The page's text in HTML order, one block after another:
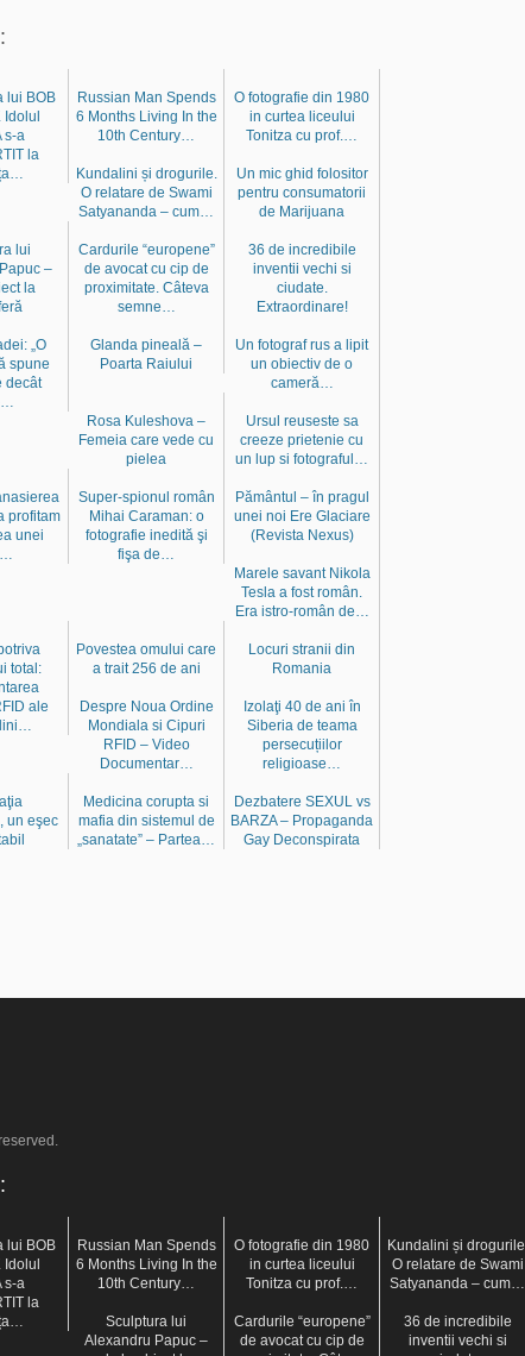
lui BOB
Idolul
s-a
la
Russian Man Spends
6 Months Living In the
10th Century…
O fotografie din 1980
in curtea liceului
Tonitza cu prof.…
Kundalini și drogurile.
O relatare de Swami
Satyananda – cum…
Un mic ghid folositor
pentru consumatorii
de Marijuana
lui
–
la
Cardurile “europene”
de avocat cu cip de
proximitate. Câteva
semne…
36 de incredibile
inventii vechi si
ciudate.
Extraordinare!
„O
spune
decât
Glanda pineală –
Poarta Raiului
Un fotograf rus a lipit
un obiectiv de o
cameră…
Rosa Kuleshova –
Femeia care vede cu
pielea
Ursul reuseste sa
creeze prietenie cu
un lup si fotograful…
profitam
unei
Super-spionul român
Mihai Caraman: o
fotografie inedită şi
fişa de…
Pământul – în pragul
unei noi Ere Glaciare
(Revista Nexus)
Marele savant Nikola
Tesla a fost român.
Era istro-român de…
total:
ale
Povestea omului care
a trait 256 de ani
Locuri stranii din
Romania
Despre Noua Ordine
Mondiala si Cipuri
RFID – Video
Documentar…
Izolaţi 40 de ani în
Siberia de teama
persecuțiilor
religioase…
un eşec
Medicina corupta si
mafia din sistemul de
„sanatate” – Partea…
Dezbatere SEXUL vs
BARZA – Propaganda
Gay Deconspirata
lui BOB
Idolul
s-a
la
Russian Man Spends
6 Months Living In the
10th Century…
O fotografie din 1980
in curtea liceului
Tonitza cu prof.…
Kundalini și drogurile.
O relatare de Swami
Satyananda – cum…
Sculptura lui
Alexandru Papuc –
Cardurile “europene”
de avocat cu cip de
36 de incredibile
inventii vechi si